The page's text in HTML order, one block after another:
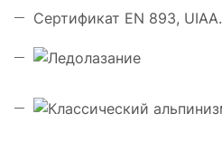
Сертификат EN 893, UIAA.